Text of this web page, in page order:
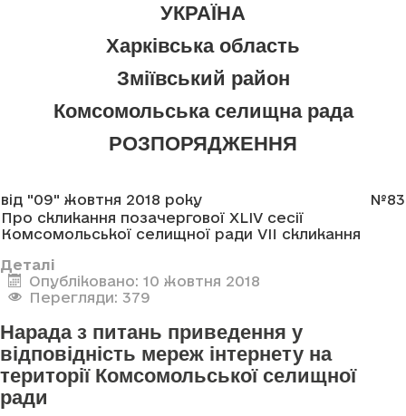
УКРАЇНА
Харківська область
Зміївський район
Комсомольська селищна рада
РОЗПОРЯДЖЕННЯ
від "09" жовтня 2018 року
№83
Про скликання позачергової XLIV сесії
Комсомольської селищної ради VII скликання
Деталі
Опубліковано: 10 жовтня 2018
Перегляди: 379
Нарада з питань приведення у
відповідність мереж інтернету на
території Комсомольської селищної
ради